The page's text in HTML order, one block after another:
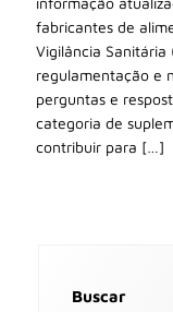
fabricantes de
Vigilância Sanitária
regulamentação e
perguntas e
categoria de
contribuir para […]
Buscar